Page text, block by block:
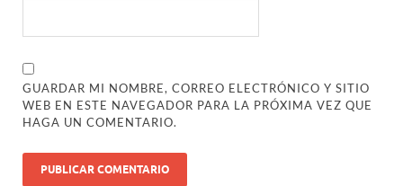
GUARDAR MI NOMBRE, CORREO ELECTRÓNICO Y SITIO
WEB EN ESTE NAVEGADOR PARA LA PRÓXIMA VEZ QUE
HAGA UN COMENTARIO.